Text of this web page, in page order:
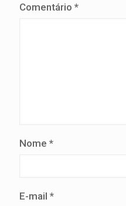
Comentário *
Nome *
E-mail *